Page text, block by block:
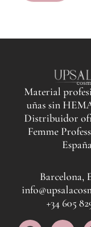
Material
uñas sin
Distribuidor
Femme
Barcelona,
+34 605